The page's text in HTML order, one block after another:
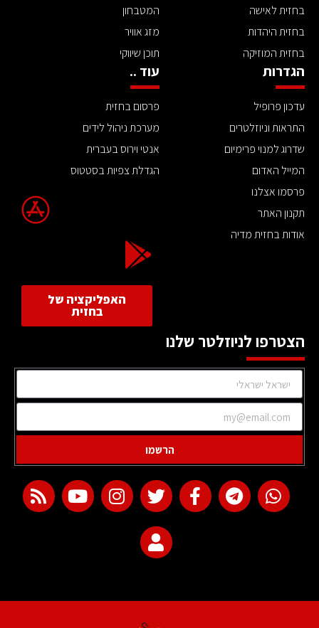
בחזית לאישה
בחזית היהדות
בחזית המוזיקה
המטבחון
מזג אוויר
תוכן שיווקי
הגדרות
עדכון פרופיל
התראות וניוזלטרים
שדרוג למנוי פרימיום
המייל האדום
פרסמו אצלנו
תקנון האתר
אודות בחזית מדיה
עוד ..
פרסום בחזית
מערכת ניהול לידים
אנטי וירוס בעברית
הגדלת צפיות בסטטוס
האפליקציה של
בחזית
הצטרפו לניוזלטר שלנו
הרשמו